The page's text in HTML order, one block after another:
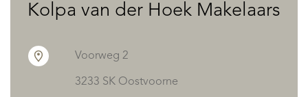
Kolpa van der Hoek Makelaars
Voorweg 2
3233 SK Oostvoorne